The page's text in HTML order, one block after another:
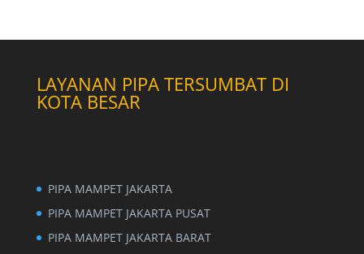
LAYANAN PIPA TERSUMBAT DI
KOTA BESAR
PIPA MAMPET JAKARTA
PIPA MAMPET JAKARTA PUSAT
PIPA MAMPET JAKARTA BARAT